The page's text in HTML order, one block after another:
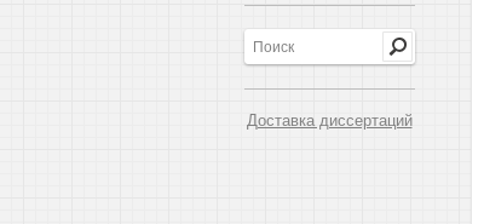
Доставка диссертаций